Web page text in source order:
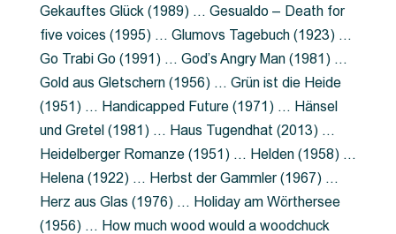
Gekauftes Glück (1989) … Gesualdo – Death for
five voices (1995) … Glumovs Tagebuch (1923) …
Go Trabi Go (1991) … God’s Angry Man (1981) …
Gold aus Gletschern (1956) … Grün ist die Heide
(1951) … Handicapped Future (1971) … Hänsel
und Gretel (1981) … Haus Tugendhat (2013) …
Heidelberger Romanze (1951) … Helden (1958) …
Helena (1922) … Herbst der Gammler (1967) …
Herz aus Glas (1976) … Holiday am Wörthersee
(1956) … How much wood would a woodchuck